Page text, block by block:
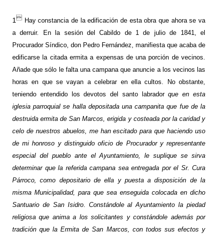
1  Hay constancia de la edificación de esta obra que ahora se va
a derruir. En la sesión del Cabildo de 1 de julio de 1841, el
Procurador Síndico, don Pedro Fernández, manifiesta que acaba de
edificarse la citada ermita a expensas de una porción de vecinos.
Añade que sólo le falta una campana que anuncie a los vecinos las
horas en que se vayan a celebrar en ella cultos. No obstante,
teniendo entendido los devotos del santo labradorque en esta
iglesia parroquial se halla depositada una campanita que fue de la
destruida ermita de San Marcos, erigida y costeada por la caridad y
celo de nuestros abuelos, me han escitado para que haciendo uso
de mi honroso y distinguido oficio de Procurador y representante
especial del pueblo ante el Ayuntamiento, le suplique se sirva
determinar que la referida campana sea entregada por el Sr. Cura
Párroco, como depositario de ella y puesta a disposición de la
misma Municipalidad, para que sea enseguida colocada en dicho
Santuario de San Isidro. Constándole al Ayuntamiento la piedad
religiosa que anima a los solicitantes y constándole además por
tradición que la Ermita de San Marcos, con todos sus efectos y